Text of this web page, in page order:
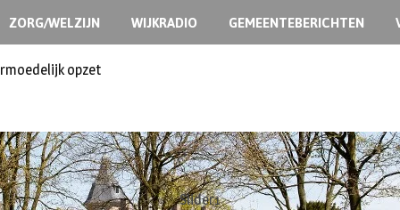
ZORG/WELZIJN WIJKRADIO GEMEENTEBERICHTEN
opzet
Slider1